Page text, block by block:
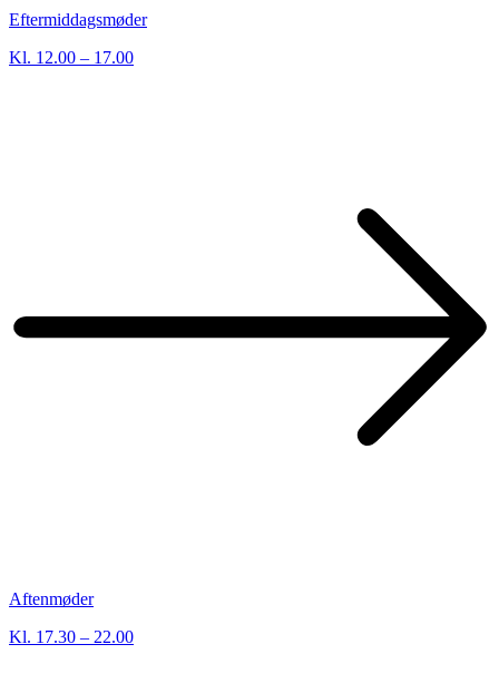
Eftermiddagsmøder
Kl. 12.00 – 17.00
Aftenmøder
Kl. 17.30 – 22.00